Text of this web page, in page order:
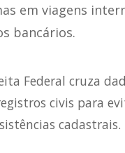
em viagens
bancários.
Federal cruza
civis para
cadastrais.